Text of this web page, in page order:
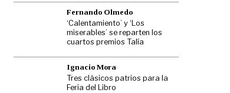
Fernando Olmedo
‘Calentamiento’ y ‘Los
miserables’ se reparten los
cuartos premios Talía
Ignacio Mora
Tres clásicos patrios para la
Feria del Libro